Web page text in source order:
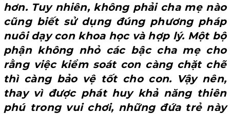
hơn. Tuy nhiên, không phải cha mẹ nào
cũng biết sử dụng đúng phương pháp
nuôi dạy con khoa học và hợp lý. Một bộ
phận không nhỏ các bậc cha mẹ cho
rằng việc kiểm soát con càng chặt chẽ
thì càng bảo vệ tốt cho con. Vậy nên,
thay vì được phát huy khả năng thiên
phú trong vui chơi, những đứa trẻ này